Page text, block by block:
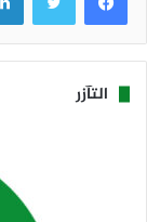
التآزر